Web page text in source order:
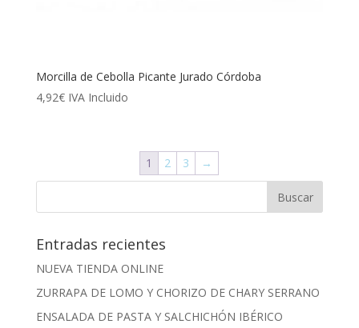
Morcilla de Cebolla Picante Jurado Córdoba
4,92€ IVA Incluido
1 2 3 →
Entradas recientes
NUEVA TIENDA ONLINE
ZURRAPA DE LOMO Y CHORIZO DE CHARY SERRANO
ENSALADA DE PASTA Y SALCHICHÓN IBÉRICO